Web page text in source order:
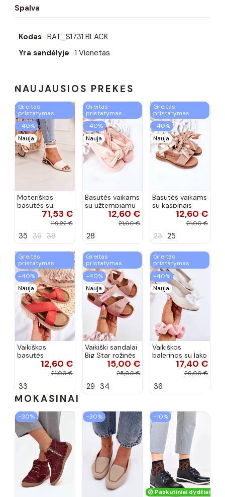
Spalva
Kodas BAT_S1731 BLACK
Yra sandėlyje 1 Vienetas
NAUJAUSIOS PREKĖS
Greitas
pristatymas
−40%
Nauja
Moteriškos
basutės su
aukso spalvos
kulniukais Laura
spalvos
71,53 €
119,22 €
35 36 38
Greitas
pristatymas
−40%
Nauja
Basutės vaikams
su užtempiamu
užsegimu
rožinės spalvos
12,60 €
21,00 €
28
Greitas
pristatymas
−40%
Nauja
Basutės vaikams
su kaspinais
aukso spalvos
12,60 €
21,00 €
23 25
Greitas
pristatymas
−40%
Nauja
Vaikiškos
basutės
koralinės12,60 €
21,00 €
33
Greitas
pristatymas
−40%
Nauja
Vaikiški sandalai
Big Star rožinės
spalvos15,00 €
25,00 €
29 34
Greitas
pristatymas
−40%
Nauja
Vaikiškos
balerinos su lako
efektu ir
kaspinais baltos
17,40 €
29,00 €
36
MOKASINAI
−30% −30% −10%
Paskutiniai dydžiai!